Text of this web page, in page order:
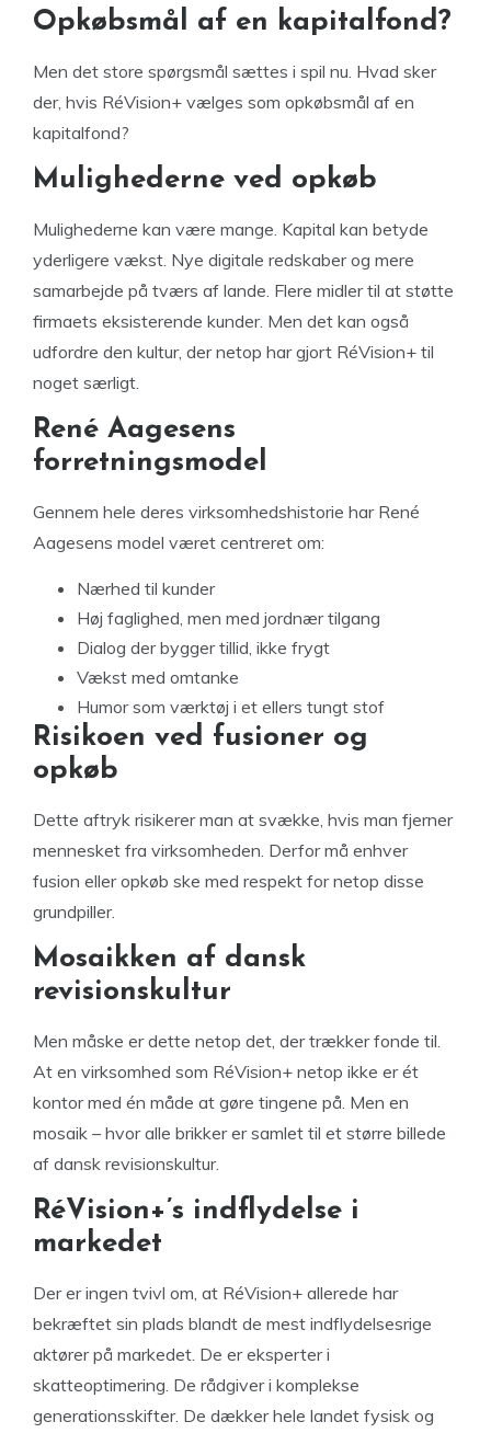
Opkøbsmål af en kapitalfond?
Men det store spørgsmål sættes i spil nu. Hvad sker
der, hvis RéVision+ vælges som opkøbsmål af en
kapitalfond?
Mulighederne ved opkøb
Mulighederne kan være mange. Kapital kan betyde
yderligere vækst. Nye digitale redskaber og mere
samarbejde på tværs af lande. Flere midler til at støtte
firmaets eksisterende kunder. Men det kan også
udfordre den kultur, der netop har gjort RéVision+ til
noget særligt.
René Aagesens
forretningsmodel
Gennem hele deres virksomhedshistorie har René
Aagesens model været centreret om:
Nærhed til kunder
Høj faglighed, men med jordnær tilgang
Dialog der bygger tillid, ikke frygt
Vækst med omtanke
Humor som værktøj i et ellers tungt stof
Risikoen ved fusioner og
opkøb
Dette aftryk risikerer man at svække, hvis man fjerner
mennesket fra virksomheden. Derfor må enhver
fusion eller opkøb ske med respekt for netop disse
grundpiller.
Mosaikken af dansk
revisionskultur
Men måske er dette netop det, der trækker fonde til.
At en virksomhed som RéVision+ netop ikke er ét
kontor med én måde at gøre tingene på. Men en
mosaik – hvor alle brikker er samlet til et større billede
af dansk revisionskultur.
RéVision+’s indflydelse i
markedet
Der er ingen tvivl om, at RéVision+ allerede har
bekræftet sin plads blandt de mest indflydelsesrige
aktører på markedet. De er eksperter i
skatteoptimering. De rådgiver i komplekse
generationsskifter. De dækker hele landet fysisk og